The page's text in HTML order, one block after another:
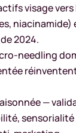
visage
niacinamide)
2024.
needling
—
sensorialité